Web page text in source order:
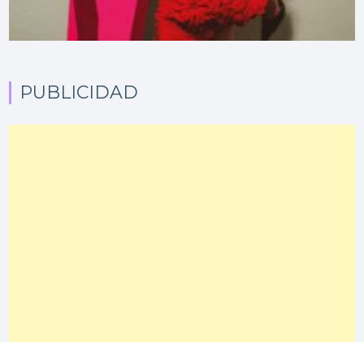
PUBLICIDAD